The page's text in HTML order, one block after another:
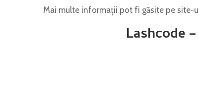
Mai multe informații pot fi găsite pe site-
Lashcode